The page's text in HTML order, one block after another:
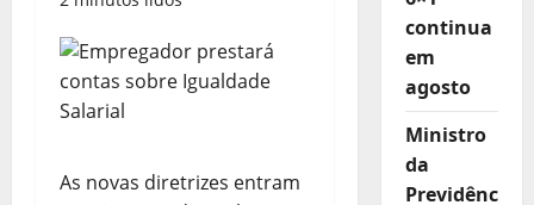
As novas diretrizes entram
continua
em
agosto
Ministro
da
Previdênc